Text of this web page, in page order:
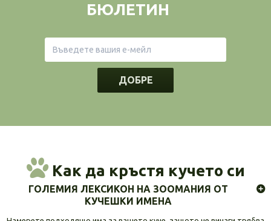
БЮЛЕТИН
ДОБРЕ
Как да кръстя кучето си
ГОЛЕМИЯ ЛЕКСИКОН НА ЗООМАНИЯ ОТ
КУЧЕШКИ ИМЕНА